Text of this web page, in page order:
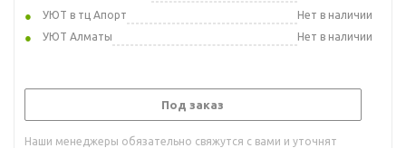
УЮТ в тц Апорт
Нет в наличии
УЮТ Алматы
Нет в наличии
Под заказ
Наши менеджеры обязательно свяжутся с вами и уточнят